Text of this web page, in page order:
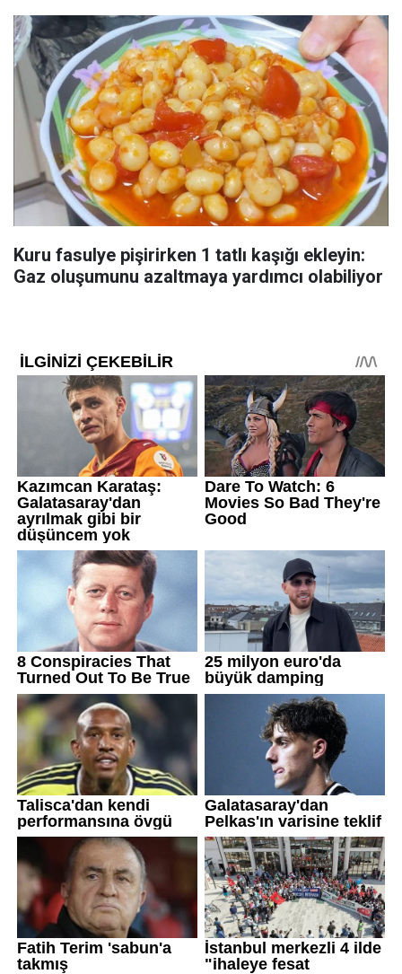
Kuru fasulye pişirirken 1 tatlı kaşığı ekleyin:
Gaz oluşumunu azaltmaya yardımcı olabiliyor